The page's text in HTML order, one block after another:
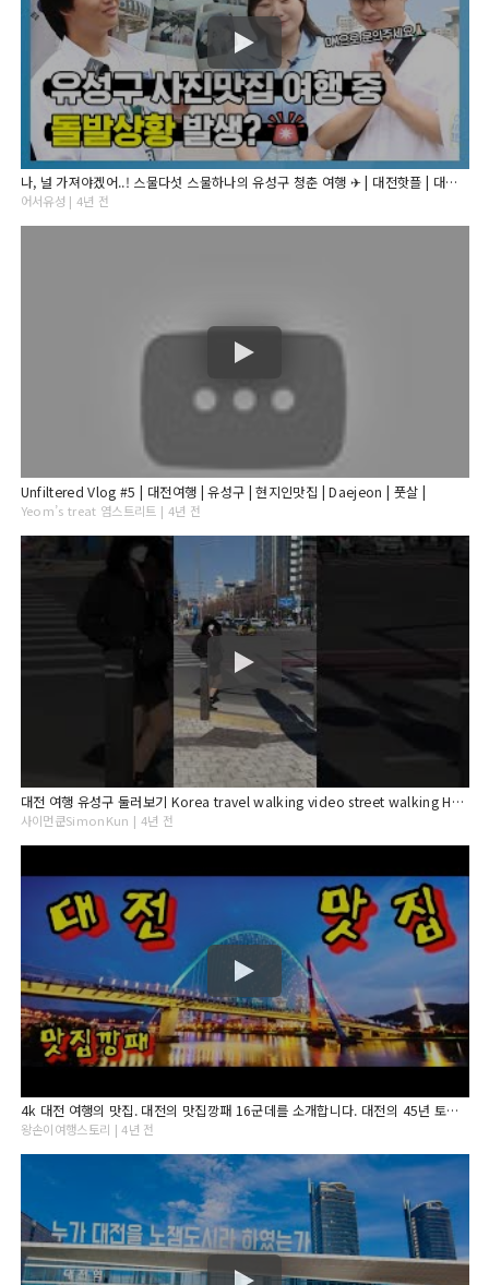
나, 널 가져야겠어..! 스물다섯 스물하나의 유성구 청춘 여행 ✈ | 대전핫플 | 대전 가볼만한곳 | 대전 데이트 코스 | 유성트립 EP.3
어서유성 | 4년 전
Unfiltered Vlog #5 | 대전여행 | 유성구 | 현지인맛집 | Daejeon | 풋살 |
Yeom’s treat 염스트리트 | 4년 전
대전 여행 유성구 둘러보기 Korea travel walking video street walking HD 4K camera
사이먼쿤SimonKun | 4년 전
4k 대전 여행의 맛집. 대전의 맛집깡패 16군데를 소개합니다. 대전의 45년 토박이가 알려주는 맛집. 맛집제보 기다립니다.
왕손이여행스토리 | 4년 전